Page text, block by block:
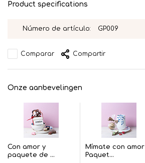
Product specifications
Número de artículo: GP009
Comparar Compartir
Onze aanbevelingen
Con amor y
paquete de ...
Mímate con amor
Paquet...